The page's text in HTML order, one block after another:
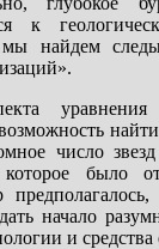
к
мы найдем
число
которое было
начало
и средства